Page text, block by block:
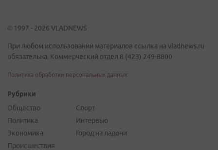
© 1997 - 2026 VLADNEWS
При любом использовании материалов ссылка на vladnews.ru
обязательна. Коммерческий отдел 8 (423) 249-8800
Политика обработки персональных данных
Рубрики
Общество
Политика
Экономика
Происшествия
Спорт
Интервью
Город на ладони